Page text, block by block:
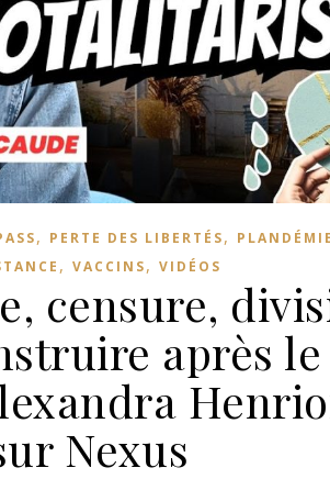
, PERTE DES LIBERTÉS, PLANDÉMIE
, VACCINS, VIDÉOS
censure,
après le
Nexus